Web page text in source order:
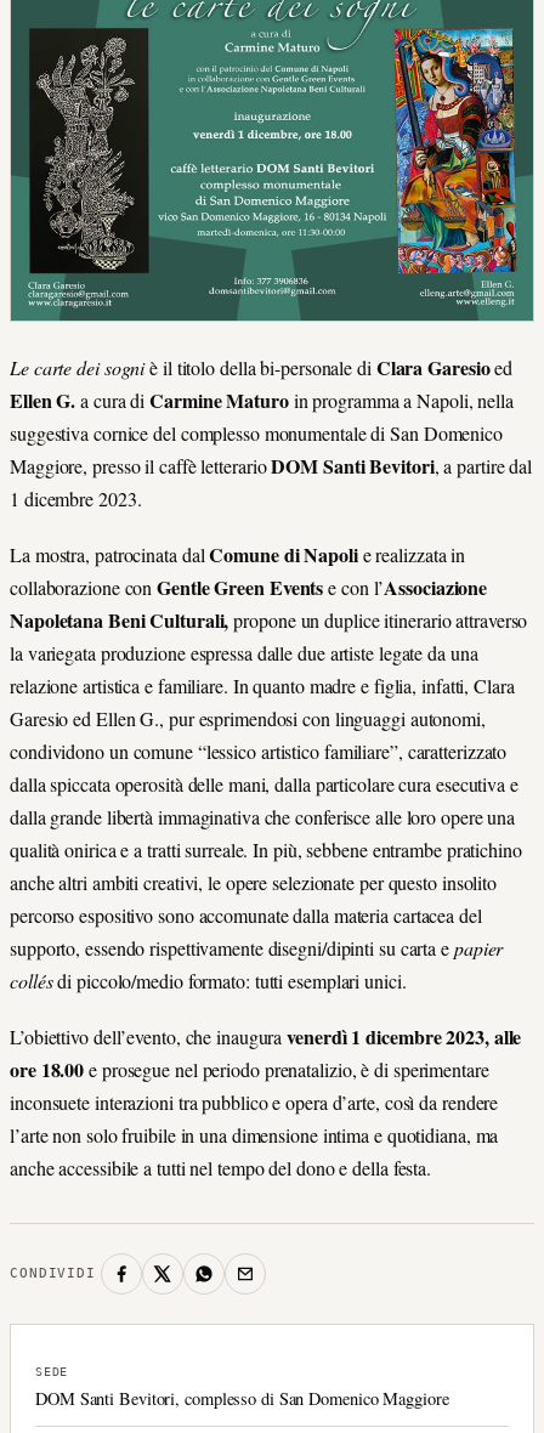
Le carte dei sogniè il titolo della bi-personale di Clara Garesioed
Ellen G.a cura diCarmine Maturoin programma aNapoli, nella
suggestiva cornice del complesso monumentale di San Domenico
Maggiore, presso il caffè letterarioDOM Santi Bevitori, a partire dal
1 dicembre 2023.
La mostra, patrocinata dalComune di Napolie realizzata in
collaborazione conGentle Green Eventse con l’Associazione
Napoletana Beni Culturali,propone un duplice itinerario attraverso
la variegata produzione espressa dalle due artiste legate da una
relazione artistica e familiare. In quanto madre e figlia, infatti, Clara
Garesio ed Ellen G., pur esprimendosi con linguaggi autonomi,
condividono un comune “lessico artistico familiare”, caratterizzato
dalla spiccata operosità delle mani, dalla particolare cura esecutiva e
dalla grande libertà immaginativa che conferisce alle loro opere una
qualità onirica e a tratti surreale. In più, sebbene entrambe pratichino
anche altri ambiti creativi, le opere selezionate per questo insolito
percorso espositivo sono accomunate dalla materia cartacea del
supporto, essendo rispettivamente disegni/dipinti su carta epapier
collésdi piccolo/medio formato: tutti esemplari unici.
L’obiettivo dell’evento, che inauguravenerdì1 dicembre 2023, alle
ore 18.00e prosegue nel periodo prenatalizio, è di sperimentare
inconsuete interazioni tra pubblico e opera d’arte, così da rendere
l’arte non solo fruibile in una dimensione intima e quotidiana, ma
anche accessibile a tutti nel tempo del dono e della festa.
CONDIVIDI
SEDE
DOM Santi Bevitori, complesso di San Domenico Maggiore